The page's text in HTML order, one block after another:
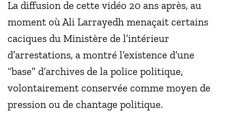
La diffusion de cette vidéo 20 ans après, au
moment où Ali Larrayedh menaçait certains
caciques du Ministère de l’intérieur
d’arrestations, a montré l’existence d’une
“base” d’archives de la police politique,
volontairement conservée comme moyen de
pression ou de chantage politique.